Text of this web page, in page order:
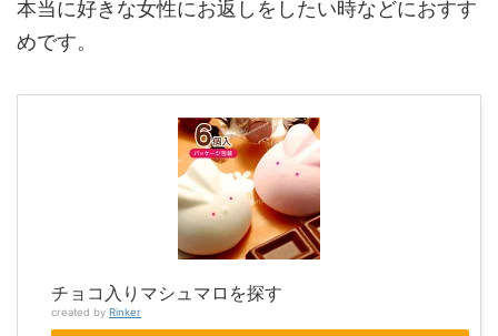
本当に好きな女性にお返しをしたい時などにおすす
めです。
チョコ入りマシュマロを探す
created by Rinker